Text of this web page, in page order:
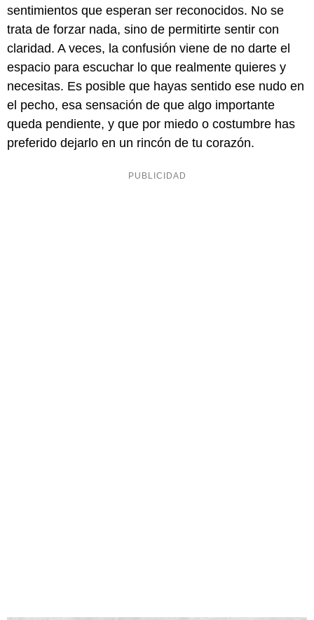
sentimientos que esperan ser reconocidos. No se
trata de forzar nada, sino de permitirte sentir con
claridad. A veces, la confusión viene de no darte el
espacio para escuchar lo que realmente quieres y
necesitas. Es posible que hayas sentido ese nudo en
el pecho, esa sensación de que algo importante
queda pendiente, y que por miedo o costumbre has
preferido dejarlo en un rincón de tu corazón.